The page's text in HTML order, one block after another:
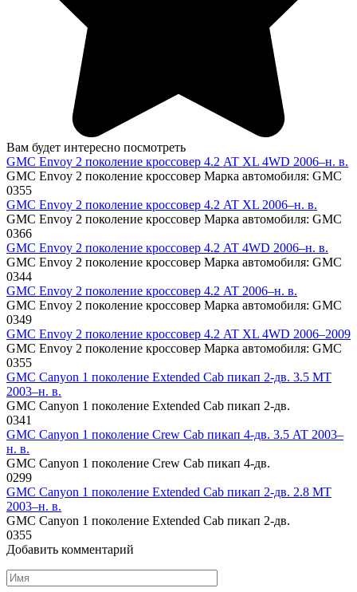
Вам будет интересно посмотреть
GMC Envoy 2 поколение кроссовер 4.2 AT XL 4WD 2006–н. в.
GMC Envoy 2 поколение кроссовер Марка автомобиля: GMC
0355
GMC Envoy 2 поколение кроссовер 4.2 AT XL 2006–н. в.
GMC Envoy 2 поколение кроссовер Марка автомобиля: GMC
0366
GMC Envoy 2 поколение кроссовер 4.2 AT 4WD 2006–н. в.
GMC Envoy 2 поколение кроссовер Марка автомобиля: GMC
0344
GMC Envoy 2 поколение кроссовер 4.2 AT 2006–н. в.
GMC Envoy 2 поколение кроссовер Марка автомобиля: GMC
0349
GMC Envoy 2 поколение кроссовер 4.2 AT XL 4WD 2006–2009
GMC Envoy 2 поколение кроссовер Марка автомобиля: GMC
0355
GMC Canyon 1 поколение Extended Cab пикап 2-дв. 3.5 MT
2003–н. в.
GMC Canyon 1 поколение Extended Cab пикап 2-дв.
0341
GMC Canyon 1 поколение Crew Cab пикап 4-дв. 3.5 AT 2003–
н. в.
GMC Canyon 1 поколение Crew Cab пикап 4-дв.
0299
GMC Canyon 1 поколение Extended Cab пикап 2-дв. 2.8 MT
2003–н. в.
GMC Canyon 1 поколение Extended Cab пикап 2-дв.
0355
Добавить комментарий
Имя